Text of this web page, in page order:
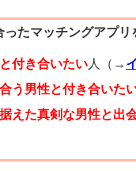
なたの気持ちを伝え
感情を表現する: 照れ
とも効果的です。「
本当に幸せ」といっ
あればあるほど効果
ったマッチングアプリ
付き合いたい人（→
う男性と付き合いた
えた真剣な男性と出